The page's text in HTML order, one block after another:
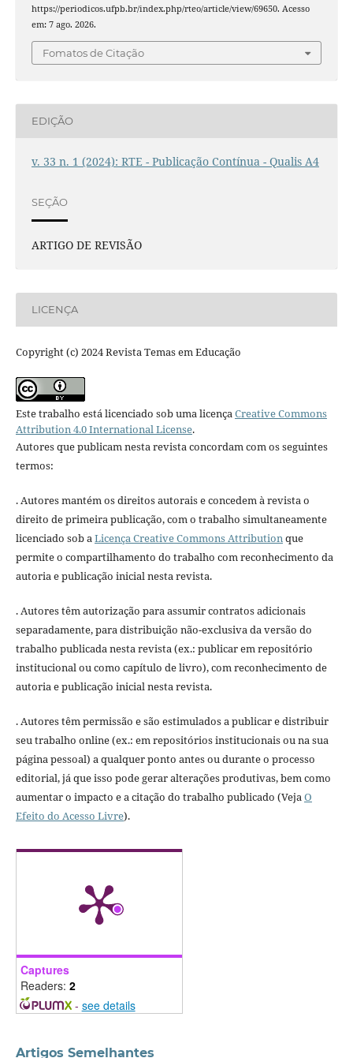
https://periodicos.ufpb.br/index.php/rteo/article/view/69650. Acesso
em: 7 ago. 2026.
Fomatos de Citação
EDIÇÃO
v. 33 n. 1 (2024): RTE - Publicação Contínua - Qualis A4
SEÇÃO
ARTIGO DE REVISÃO
LICENÇA
Copyright (c) 2024 Revista Temas em Educação
Este trabalho está licenciado sob uma licençaCreative Commons
Attribution 4.0 International License.
Autores que publicam nesta revista concordam com os seguintes
termos:
. Autores mantém os direitos autorais e concedem à revista o
direito de primeira publicação, com o trabalho simultaneamente
licenciado sob aLicença Creative Commons Attributionque
permite o compartilhamento do trabalho com reconhecimento da
autoria e publicação inicial nesta revista.
. Autores têm autorização para assumir contratos adicionais
separadamente, para distribuição não-exclusiva da versão do
trabalho publicada nesta revista (ex.: publicar em repositório
institucional ou como capítulo de livro), com reconhecimento de
autoria e publicação inicial nesta revista.
. Autores têm permissão e são estimulados a publicar e distribuir
seu trabalho online (ex.: em repositórios institucionais ou na sua
página pessoal) a qualquer ponto antes ou durante o processo
editorial, já que isso pode gerar alterações produtivas, bem como
aumentar o impacto e a citação do trabalho publicado (VejaO
Efeito do Acesso Livre).
Captures
Readers: 2
- see details
Artigos Semelhantes